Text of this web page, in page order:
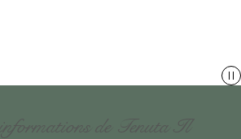
de Tenuta Il